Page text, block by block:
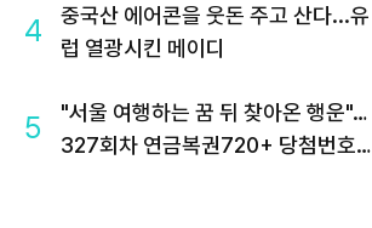
4
중국산 에어콘을 웃돈 주고 산다...유
럽 열광시킨 메이디
5
"서울 여행하는 꿈 뒤 찾아온 행운"…
327회차 연금복권720+ 당첨번호조